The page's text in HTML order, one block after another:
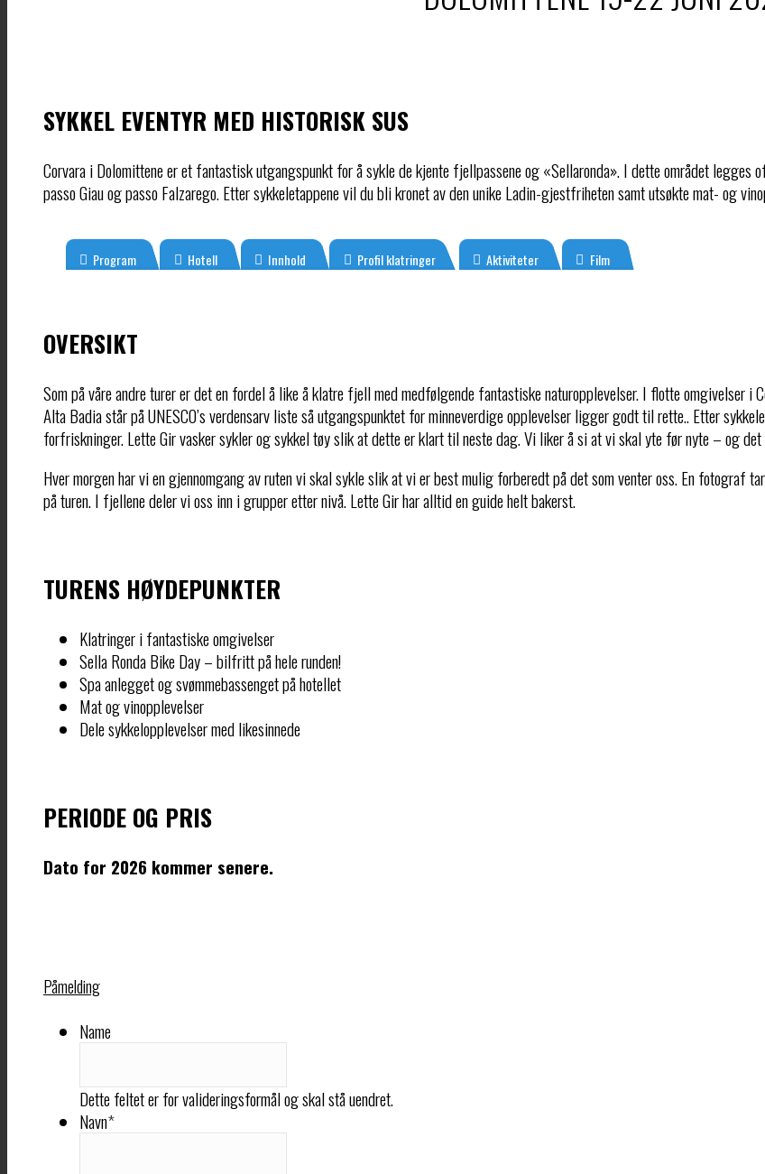
SYKKEL EVENTYR MED HISTORISK SUS
Corvara i Dolomittene er et fantastisk utgangspunkt for å sykle de kjente fjellpassene og «Sellaronda». I dette området legges
passo Giau og passo Falzarego. Etter sykkeletappene vil du bli kronet av den unike Ladin-gjestfriheten samt utsøkte mat- og
Program Hotell Innhold Profil klatringer Aktiviteter Film
OVERSIKT
Som på våre andre turer er det en fordel å like å klatre fjell med medfølgende fantastiske naturopplevelser. I flotte omgivelser
Alta Badia står på UNESCO’s verdensarv liste så utgangspunktet for minneverdige opplevelser ligger godt til rette.. Etter
forfriskninger. Lette Gir vasker sykler og sykkel tøy slik at dette er klart til neste dag. Vi liker å si at vi skal yte før nyte – og det
Hver morgen har vi en gjennomgang av ruten vi skal sykle slik at vi er best mulig forberedt på det som venter oss. En fotograf
på turen. I fjellene deler vi oss inn i grupper etter nivå. Lette Gir har alltid en guide helt bakerst.
TURENS HØYDEPUNKTER
Klatringer i fantastiske omgivelser
Sella Ronda Bike Day – bilfritt på hele runden!
Spa anlegget og svømmebassenget på hotellet
Mat og vinopplevelser
Dele sykkelopplevelser med likesinnede
PERIODE OG PRIS
Dato for 2026 kommer senere.
Påmelding
Name
Dette feltet er for valideringsformål og skal stå uendret.
Navn*